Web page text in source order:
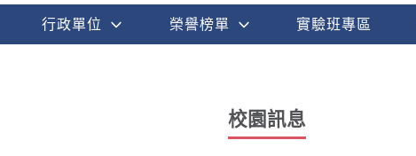
行政單位 榮譽榜單 實驗班專區
校園訊息